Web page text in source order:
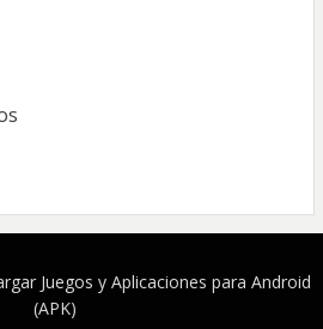
Juegos y Aplicaciones para Android
(APK)